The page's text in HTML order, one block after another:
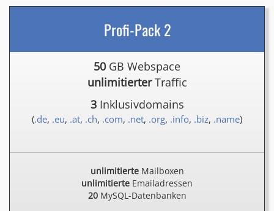
Profi-Pack 2
50 GB Webspace
unlimitierterTraffic
3Inklusivdomains
(.de, .eu, .at, .ch, .com, .net, .org, .info, .biz, .name)
unlimitierteMailboxen
unlimitierte Emailadressen
20MySQL-Datenbanken